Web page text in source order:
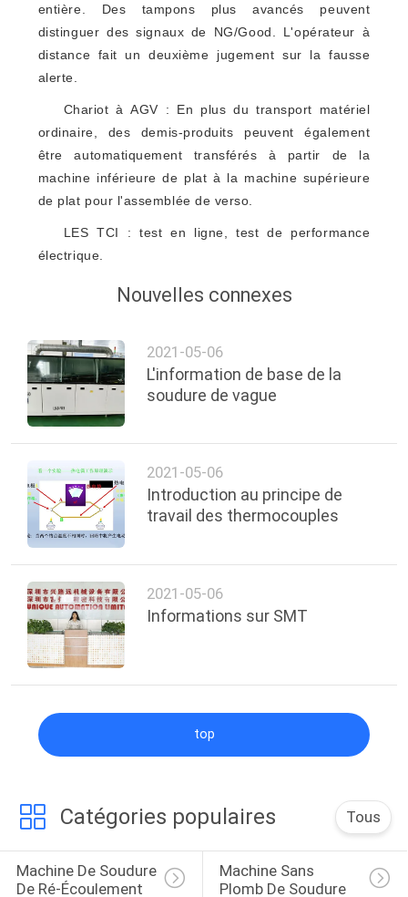
entière. Des tampons plus avancés peuvent
distinguer des signaux de NG/Good. L'opérateur à
distance fait un deuxième jugement sur la fausse
alerte.
Chariot à AGV : En plus du transport matériel
ordinaire, des demis-produits peuvent également
être automatiquement transférés à partir de la
machine inférieure de plat à la machine supérieure
de plat pour l'assemblée de verso.
LES TCI : test en ligne, test de performance
électrique.
Nouvelles connexes
2021-05-06
L'information de base de la
soudure de vague
2021-05-06
Introduction au principe de
travail des thermocouples
2021-05-06
Informations sur SMT
top
Catégories populaires Tous
Machine De Soudure
De Ré-Écoulement
Machine Sans
Plomb De Soudure